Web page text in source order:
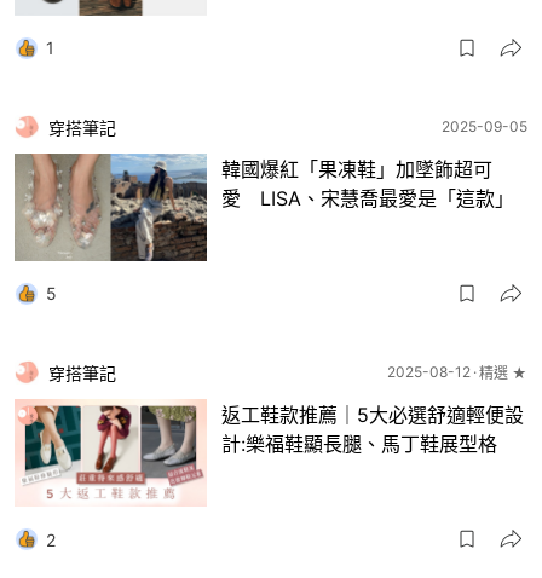
1
穿搭筆記 2025-09-05
韓國爆紅「果凍鞋」加墜飾超可
愛 LISA、宋慧喬最愛是「這款」
5
穿搭筆記 2025-08-12 精選 ★
返工鞋款推薦｜5大必選舒適輕便設
計:樂福鞋顯長腿、馬丁鞋展型格
2